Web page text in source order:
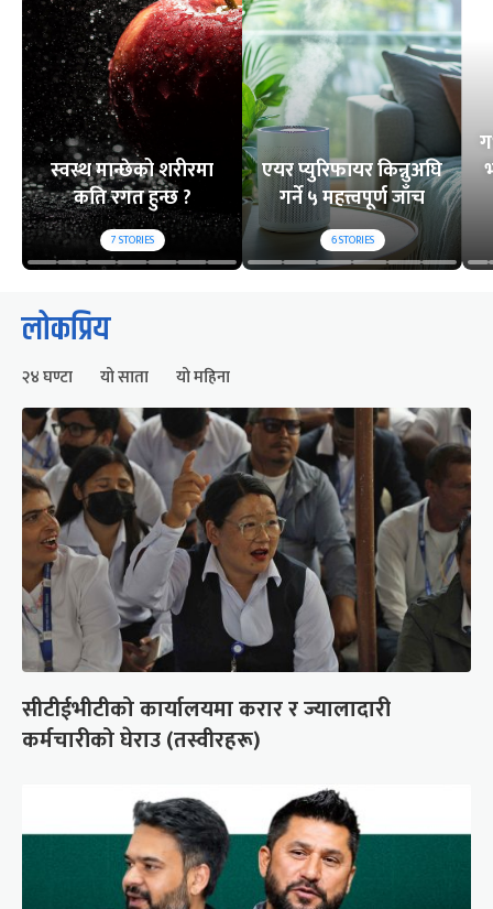
स्वस्थ मान्छेको शरीरमा
कति रगत हुन्छ ?
7STORIES
एयर प्युरिफायर किन्नुअघि
गर्ने ५ महत्त्वपूर्ण जाँच
6STORIES
लोकप्रिय
२४ घण्टा यो साता यो महिना
सीटीईभीटीको कार्यालयमा करार र ज्यालादारी
कर्मचारीको घेराउ (तस्वीरहरू)